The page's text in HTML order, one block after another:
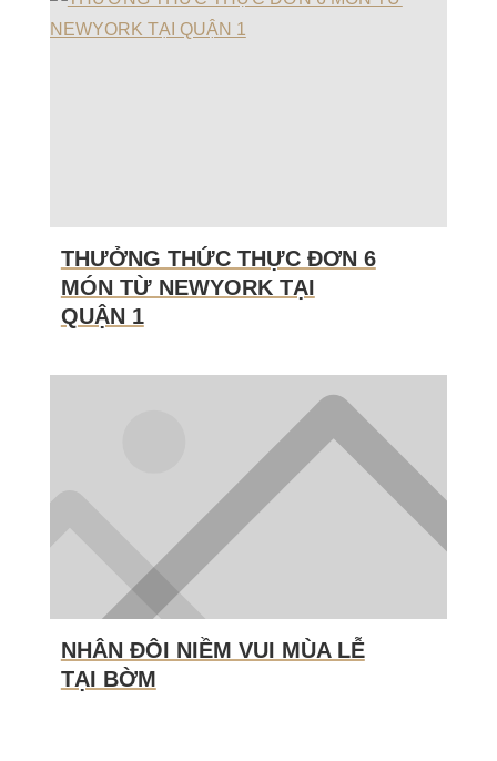
THƯỞNG THỨC THỰC ĐƠN 6
MÓN TỪ NEWYORK TẠI
QUẬN 1
NHÂN ĐÔI NIỀM VUI MÙA LỄ
TẠI BỜM